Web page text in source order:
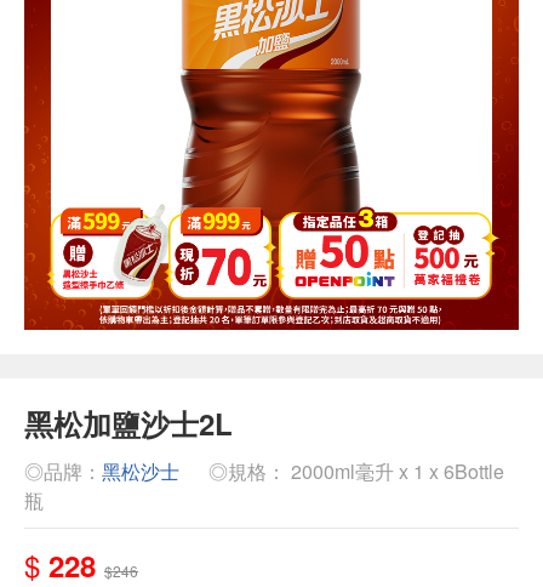
黑松加鹽沙士2L
◎品牌： 黑松沙士
◎規格： 2000ml毫升 x 1 x 6Bottle
瓶
$ 228 $246